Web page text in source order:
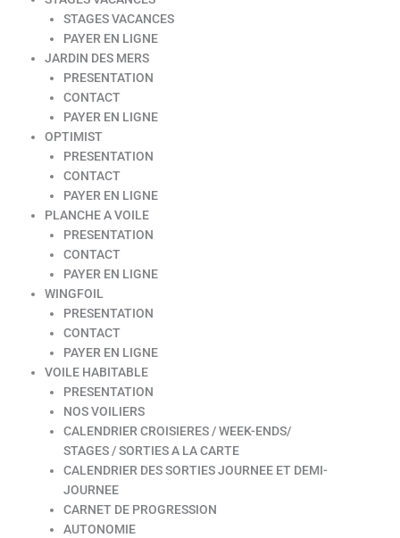
STAGES VACANCES
PAYER EN LIGNE
JARDIN DES MERS
PRESENTATION
CONTACT
PAYER EN LIGNE
OPTIMIST
PRESENTATION
CONTACT
PAYER EN LIGNE
PLANCHE A VOILE
PRESENTATION
CONTACT
PAYER EN LIGNE
WINGFOIL
PRESENTATION
CONTACT
PAYER EN LIGNE
VOILE HABITABLE
PRESENTATION
NOS VOILIERS
CALENDRIER CROISIERES / WEEK-ENDS/
STAGES / SORTIES A LA CARTE
CALENDRIER DES SORTIES JOURNEE ET DEMI-
JOURNEE
CARNET DE PROGRESSION
AUTONOMIE